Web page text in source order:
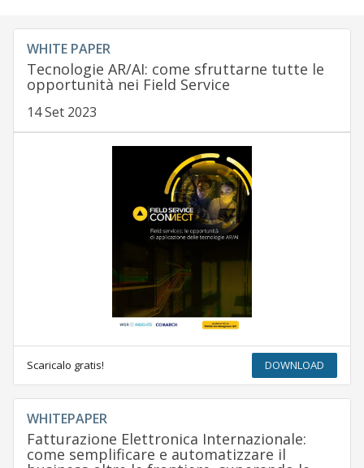
WHITE PAPER
Tecnologie AR/AI: come sfruttarne tutte le
opportunità nei Field Service
14 Set 2023
Scaricalo gratis! DOWNLOAD
WHITEPAPER
Fatturazione Elettronica Internazionale:
come semplificare e automatizzare il